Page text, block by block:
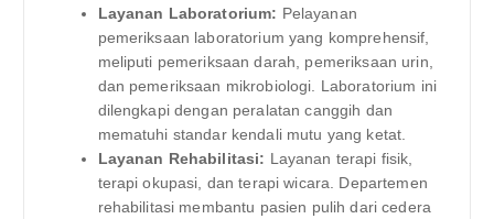
Layanan Laboratorium: Pelayanan
pemeriksaan laboratorium yang komprehensif,
meliputi pemeriksaan darah, pemeriksaan urin,
dan pemeriksaan mikrobiologi. Laboratorium ini
dilengkapi dengan peralatan canggih dan
mematuhi standar kendali mutu yang ketat.
Layanan Rehabilitasi: Layanan terapi fisik,
terapi okupasi, dan terapi wicara. Departemen
rehabilitasi membantu pasien pulih dari cedera